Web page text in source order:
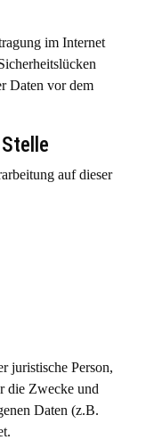
im Internet
Daten vor dem
auf dieser
juristische Person,
die Zwecke und
Daten (z.B.